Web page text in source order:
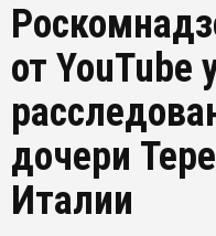
от YouTube
дочери
Италии